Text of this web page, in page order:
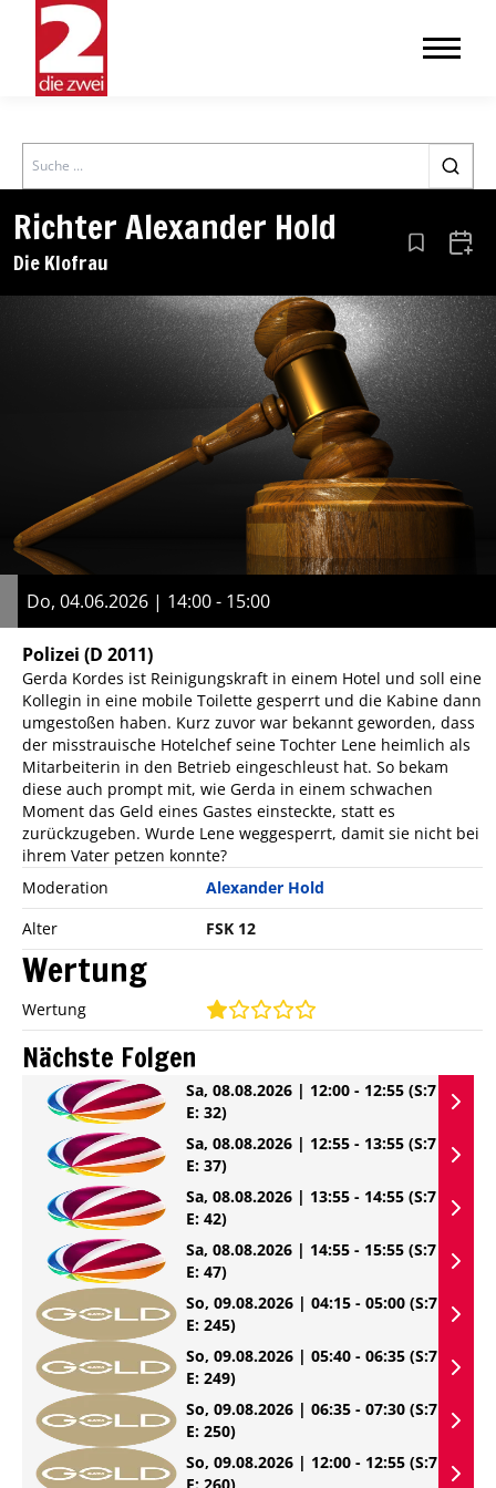
Search
Richter Alexander Hold
Die Klofrau Aus den
Do, 04.06.2026 | 14:00 - 15:00
Polizei (D 2011)
Gerda Kordes ist Reinigungskraft in einem Hotel und soll eine
Kollegin in eine mobile Toilette gesperrt und die Kabine dann
umgestoßen haben. Kurz zuvor war bekannt geworden, dass
der misstrauische Hotelchef seine Tochter Lene heimlich als
Mitarbeiterin in den Betrieb eingeschleust hat. So bekam
diese auch prompt mit, wie Gerda in einem schwachen
Moment das Geld eines Gastes einsteckte, statt es
zurückzugeben. Wurde Lene weggesperrt, damit sie nicht bei
ihrem Vater petzen konnte?
Moderation
Alexander Hold
Alter
FSK 12
Wertung
Wertung
Nächste Folgen
Sa, 08.08.2026 | 12:00 - 12:55 (S:7
E: 32)
Sa, 08.08.2026 | 12:55 - 13:55 (S:7
E: 37)
Sa, 08.08.2026 | 13:55 - 14:55 (S:7
E: 42)
Sa, 08.08.2026 | 14:55 - 15:55 (S:7
E: 47)
So, 09.08.2026 | 04:15 - 05:00 (S:7
E: 245)
So, 09.08.2026 | 05:40 - 06:35 (S:7
E: 249)
So, 09.08.2026 | 06:35 - 07:30 (S:7
E: 250)
So, 09.08.2026 | 12:00 - 12:55 (S:7